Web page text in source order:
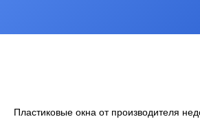
Пластиковые окна от производителя